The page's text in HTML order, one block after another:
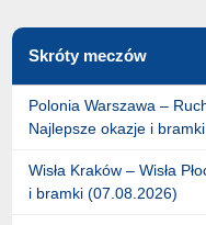
Skróty meczów
Polonia Warszawa –
Najlepsze okazje i
Wisła Kraków – Wisła
i bramki (07.08.2026)